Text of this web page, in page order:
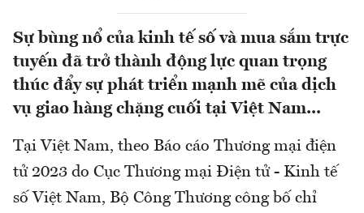
Sự bùng nổ của kinh tế số và mua sắm trực
tuyến đã trở thành động lực quan trọng
thúc đẩy sự phát triển mạnh mẽ của dịch
vụ giao hàng chặng cuối tại Việt Nam...
Tại Việt Nam, theo Báo cáo Thương mại điện
tử 2023 do Cục Thương mại Điện tử - Kinh tế
số Việt Nam, Bộ Công Thương công bố chỉ